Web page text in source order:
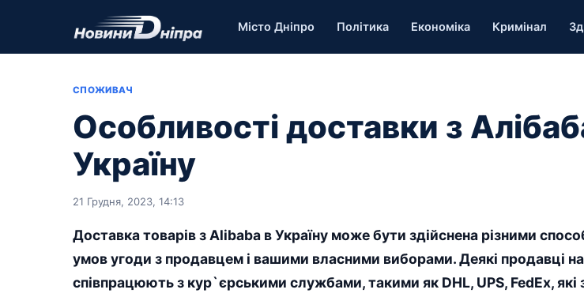
Місто Дніпро Політика Економіка Кримінал
СПОЖИВАЧ
Особливості доставки з
Україну
21 Грудня, 2023, 14:13
Доставка товарів з Alibaba в Україну може бути здійснена різними
умов угоди з продавцем і вашими власними виборами. Деякі продавці
співпрацюють з кур`єрськими службами, такими як DHL, UPS, FedEx, які